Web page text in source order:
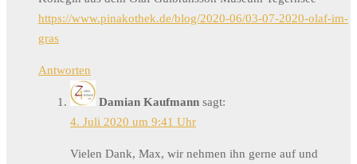
https://www.pinakothek.de/blog/2020-06/03-07-2020-olaf-im-
gras
Antworten
Damian Kaufmann sagt:
4. Juli 2020 um 9:41 Uhr
Vielen Dank, Max, wir nehmen ihn gerne auf und